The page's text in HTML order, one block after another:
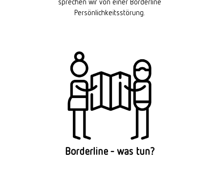
Persönlichkeitsstörung.
Borderline - was tun?